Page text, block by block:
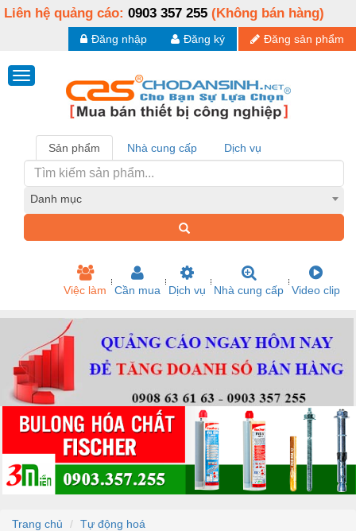
Liên hệ quảng cáo: 0903 357 255 (Không bán hàng)
Đăng sản phẩm
Đăng ký
Đăng nhập
Sản phẩm Nhà cung cấp Dịch vụ
Danh mục
Việc làm Cần mua Dịch vụ Nhà cung cấp Video clip
Trang chủ
Tự động hoá